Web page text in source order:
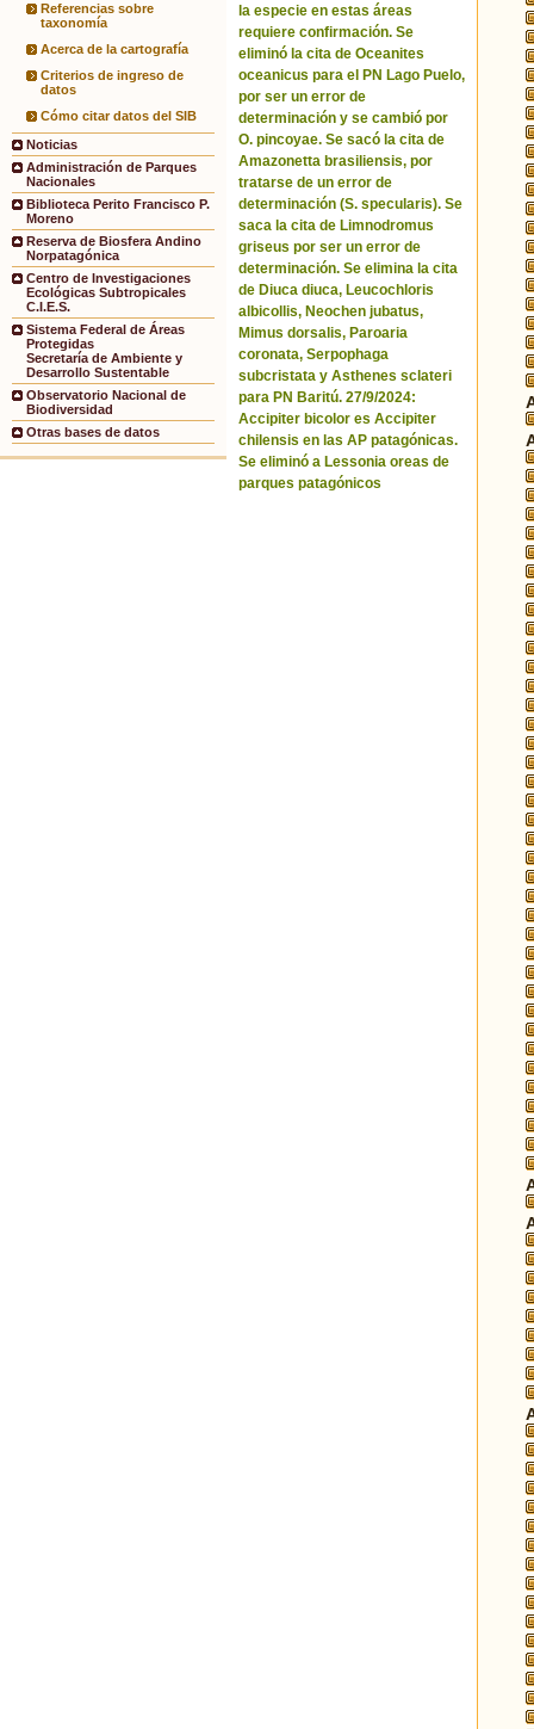
Referencias sobre
taxonomía
Acerca de la cartografía
Criterios de ingreso de
datos
Cómo citar datos del SIB
Noticias
Administración de Parques
Nacionales
Biblioteca Perito Francisco P.
Moreno
Reserva de Biosfera Andino
Norpatagónica
Centro de Investigaciones
Ecológicas Subtropicales
C.I.E.S.
Sistema Federal de Áreas
Protegidas
Secretaría de Ambiente y
Desarrollo Sustentable
Observatorio Nacional de
Biodiversidad
Otras bases de datos
la especie en estas áreas
requiere confirmación. Se
eliminó la cita de Oceanites
oceanicus para el PN Lago Puelo,
por ser un error de
determinación y se cambió por
O. pincoyae. Se sacó la cita de
Amazonetta brasiliensis, por
tratarse de un error de
determinación (S. specularis). Se
saca la cita de Limnodromus
griseus por ser un error de
determinación. Se elimina la cita
de Diuca diuca, Leucochloris
albicollis, Neochen jubatus,
Mimus dorsalis, Paroaria
coronata, Serpophaga
subcristata y Asthenes sclateri
para PN Baritú. 27/9/2024:
Accipiter bicolor es Accipiter
chilensis en las AP patagónicas.
Se eliminó a Lessonia oreas de
parques patagónicos